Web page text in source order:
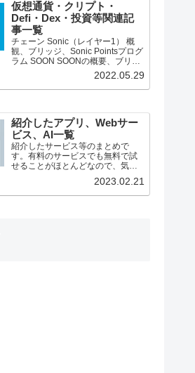
仮想通貨・クリプト・
Defi・Dex・投資等関連記
事一覧
チェーン Sonic（レイヤー1） 概
観、ブリッジ、Sonic Pointsプログ
ラム SOON SOONの概要、ブリッ
ジ方法（25/1月時点） ステーキン
グ ZEROBASE ZEROBASE...
2022.05.29
紹介したアプリ、Webサー
ビス、AI一覧
紹介したサービス等のまとめで
す。有料のサービスでも無料で試
せることがほとんどなので、気に
2023.02.21